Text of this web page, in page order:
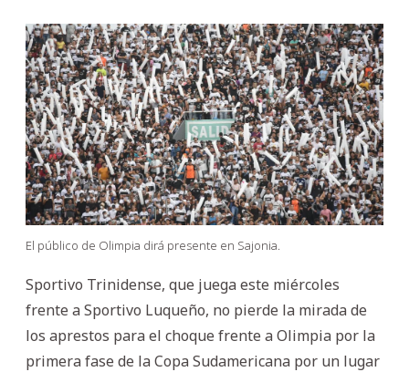
El público de Olimpia dirá presente en Sajonia.
Sportivo Trinidense, que juega este miércoles
frente a Sportivo Luqueño, no pierde la mirada de
los aprestos para el choque frente a Olimpia por la
primera fase de la Copa Sudamericana por un lugar